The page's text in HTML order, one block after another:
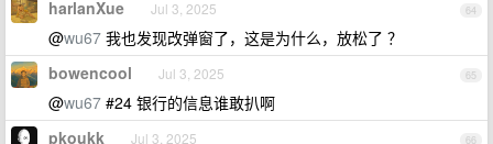
64
harlanXue Jul 3, 2025
@wu67 我也发现改弹窗了，这是为什么，放松了 ？
65
bowencool Jul 3, 2025
@wu67 #24 银行的信息谁敢扒啊
66
pkoukk Jul 3, 2025